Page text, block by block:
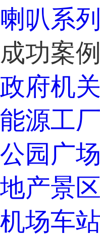
喇叭系列
成功案例
政府机关
能源工厂
公园广场
地产景区
机场车